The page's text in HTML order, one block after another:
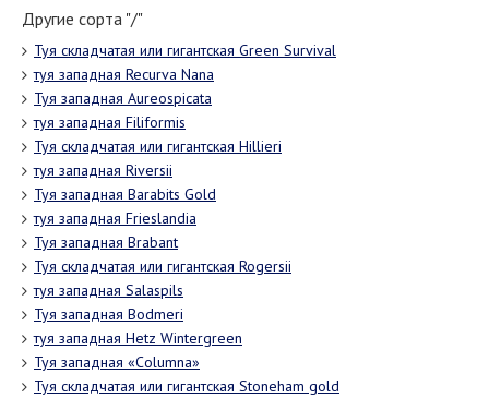
Другие сорта "/"
Туя складчатая или гигантская Grееn Survival
туя западная Recurva Nana
Туя западная Aureospicata
туя западная Filiformis
Туя складчатая или гигантская Hillieri
туя западная Riversii
Туя западная Barabits Gold
туя западная Frieslandia
Туя западная Brabant
Туя складчатая или гигантская Rogersii
туя западная Salaspils
Туя западная Bodmeri
туя западная Hetz Wintergreen
Туя западная «Columna»
Туя складчатая или гигантская Stoneham gold